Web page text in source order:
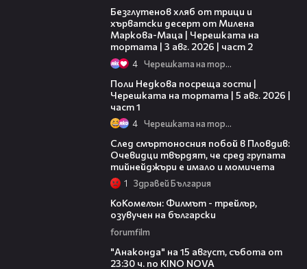
Безглутенов хляб от трици и
хърватски десерт от Милена
Маркова-Маца | Черешката на
тортата | 3 авг. 2026 | част 2
4 Черешката на тортата
Поли Недкова посреща гости |
Черешката на тортата | 5 авг. 2026 |
част 1
4 Черешката на тортата
След смъртоносния побой в Пловдив:
Очевидци твърдят, че сред групата
тийнейджъри е имало и момичета
1 Здравей България
КоКомелън: Филмът - трейлър,
озувучен на български
forumfilm
"Анаконда" на 15 август, събота от
23:30 ч. по KINO NOVA